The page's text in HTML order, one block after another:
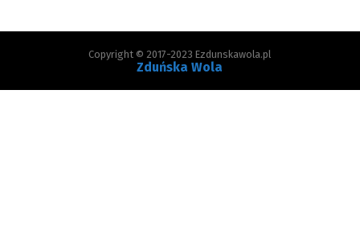
Copyright © 2017-2023 Ezdunskawola.pl
Zduńska Wola